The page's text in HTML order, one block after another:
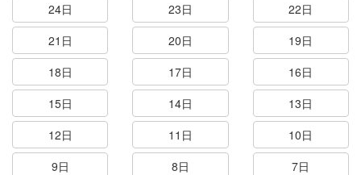
24日
23日
22日
21日
20日
19日
18日
17日
16日
15日
14日
13日
12日
11日
10日
9日
8日
7日